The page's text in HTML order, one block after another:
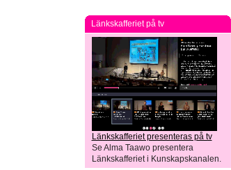
Länkskafferiet på tv
Länkskafferiet presenteras på tv
Se Alma Taawo presentera
Länkskafferiet i Kunskapskanalen.